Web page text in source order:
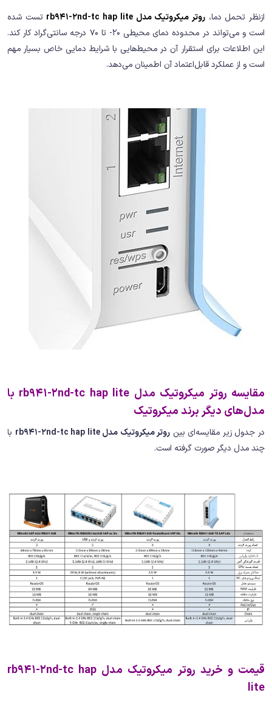
ازنظر تحمل دما،روتر میکروتیک مدل rb941-2nd-tc hap lite
تست شده
است و می‌تواند در محدوده دمای محیطی 20- تا 70 درجه سانتی‌گراد کار کند.
این اطلاعات برای استقرار آن در محیط‌هایی با شرایط دمایی خاص بسیار مهم
است و از عملکرد قابل‌اعتماد آن اطمینان می‌دهد.
مقایسه روتر میکروتیک مدل rb941-2nd-tc hap lite با
مدل‌های دیگر برند میکروتیک
در جدول زیر مقایسه‌ای بین روتر میکروتیک مدل rb941-2nd-tc hap lite
با
چند مدل دیگر صورت گرفته است.
قیمت و خرید روتر میکروتیک مدل rb941-2nd-tc hap
lite